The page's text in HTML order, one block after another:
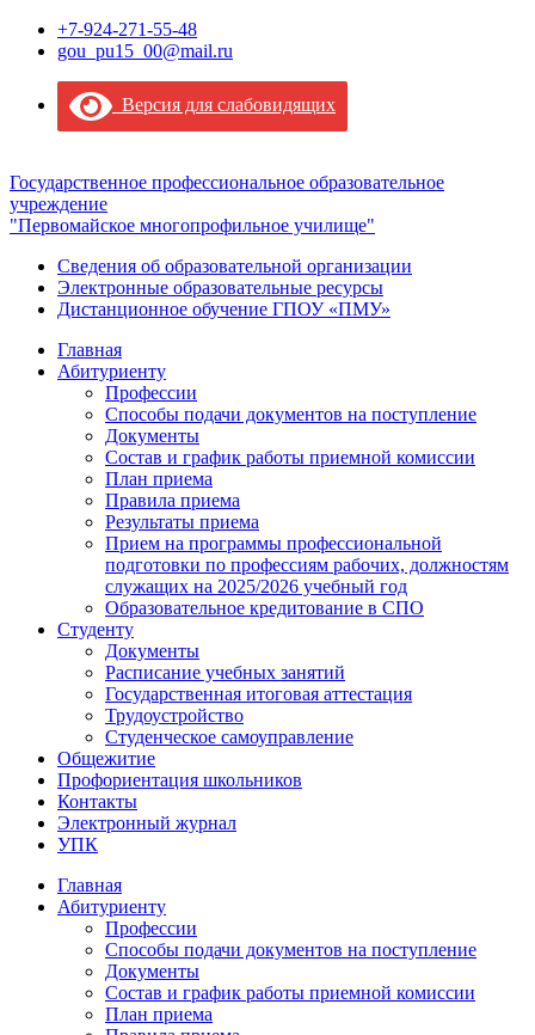
+7-924-271-55-48
gou_pu15_00@mail.ru
Версия для слабовидящих
Государственное профессиональное образовательное
учреждение
"Первомайское многопрофильное училище"
Сведения об образовательной организации
Электронные образовательные ресурсы
Дистанционное обучение ГПОУ «ПМУ»
Главная
Абитуриенту
Профессии
Способы подачи документов на поступление
Документы
Состав и график работы приемной комиссии
План приема
Правила приема
Результаты приема
Прием на программы профессиональной
подготовки по профессиям рабочих, должностям
служащих на 2025/2026 учебный год
Образовательное кредитование в СПО
Студенту
Документы
Расписание учебных занятий
Государственная итоговая аттестация
Трудоустройство
Студенческое самоуправление
Общежитие
Профориентация школьников
Контакты
Электронный журнал
УПК
Главная
Абитуриенту
Профессии
Способы подачи документов на поступление
Документы
Состав и график работы приемной комиссии
План приема